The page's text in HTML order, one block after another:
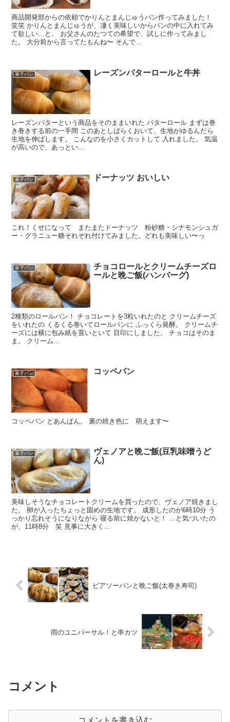
商品開発部からの依頼でかりんとまんじゅうパン作ってみました！
笑笑 かりんとまんじゅうが、凄く美味しいからパンの中に入れてみ
て欲しい…と、 お父さんのたつての希望で、試しに作ってみまし
た。 大分前から言ってたもんね〜 そんで...
菓子パン レーズンバターロールと牛丼
レーズンバターという商品をそのままいれた バターロール まずは巻
き巻きする前の一手間 このあとしばらくおいて、生地がゆるんだら
生地を伸ばします。 こんなのを小さくカットして 入れました。 気温
が高いので、あっとい...
菓子パン ドーナッツ おいしい
これ！くせになって またまたドーナッツ 粉砂糖・シナモンシュガ
ー・グラニュー糖それぞれ付けてみました。どれも美味しい〜っ
菓子パン
チョコロールとクリームチーズロ
ールと晩ご飯(ハンバーグ)
2種類のロールパン！ チョコレートを3粒いれたのと クリームチーズ
をいれたの くるくる巻いてロールパンに ふっくら発酵。 クリームチ
ーズには横に包み紙を置いといて 目印にしました。 チョコはそのま
ま。 クリーム...
菓子パン コッペパン
コッペパン とあんぱん。 裏の焼き色に 萌えます〜
菓子パン
ヴェノアと晩ご飯(豆乳味噌うど
ん)
美味しそうなチョコレートクリームを買ったので、ヴェノア焼きまし
た。 卵が入ったちょっと固めの生地です。 成形したのが6時10分 う
っかり忘れそうになりながら 寝る前に焼かないと！ …と気づいたの
が、11時8分 笑 見事に大きく...
ビアソーパンと晩ご飯(太巻き寿司)
雨のユニバーサル！と串カツ
コメント